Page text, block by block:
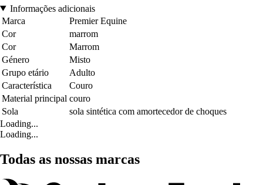
Informações adicionais
Marca
Premier Equine
Cor
marrom
Cor
Marrom
Género
Misto
Grupo etário
Adulto
Característica
Couro
Material principal couro
Sola
sola sintética com amortecedor de choques
Loading...
Loading...
Todas as nossas marcas